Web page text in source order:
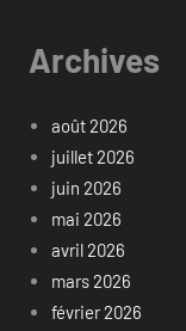
Archives
août 2026
juillet 2026
juin 2026
mai 2026
avril 2026
mars 2026
février 2026